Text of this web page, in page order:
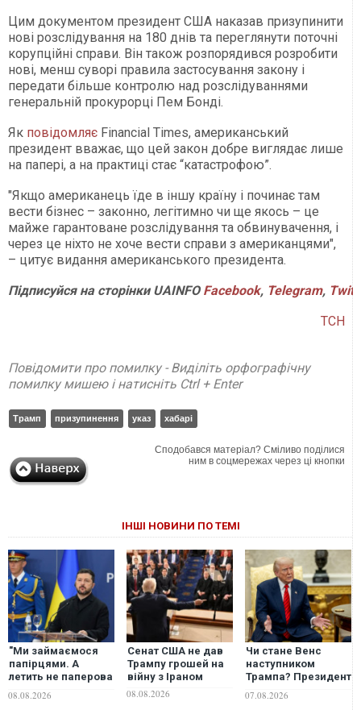
Цим документом президент США наказав призупинити
нові розслідування на 180 днів та переглянути поточні
корупційні справи. Він також розпорядився розробити
нові, менш суворі правила застосування закону і
передати більше контролю над розслідуваннями
генеральній прокурорці Пем Бонді.
Як повідомляє Financial Times, американський
президент вважає, що цей закон добре виглядає лише
на папері, а на практиці стає “катастрофою”.
"Якщо американець їде в іншу країну і починає там
вести бізнес – законно, легітимно чи ще якось – це
майже гарантоване розслідування та обвинувачення, і
через це ніхто не хоче вести справи з американцями",
– цитує видання американського президента.
ПідписуйсянасторінкиUAINFO Facebook, Telegram,
ТСН
Повідомити про помилку - Виділіть орфографічну
помилку мишею і натисніть Ctrl + Enter
Трамп призупинення указ хабарі
Сподобався матеріал? Сміливо поділися
ним в соцмережах через ці кнопки
ІНШІ НОВИНИ ПО ТЕМІ
"Ми займаємося
папірцями. А
летить не паперова
ракета", -
Зеленський
08.08.2026
Сенат США не дав
Трампу грошей на
війну з Іраном
08.08.2026
Чи стане Венс
наступником
Трампа? Президент
США виступив із
неочікуваною
07.08.2026